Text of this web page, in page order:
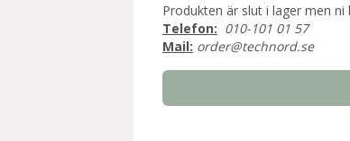
Produkten är slut i lager men
Telefon: 010-101 01 57
Mail: order@technord.se